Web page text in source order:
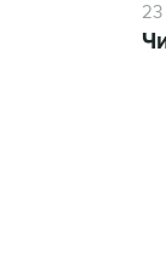
23